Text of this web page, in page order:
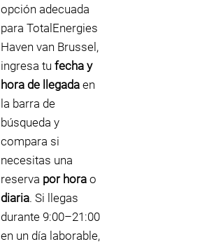
opción adecuada
para TotalEnergies
Haven van Brussel,
ingresa tu fecha y
hora de llegada en
la barra de
búsqueda y
compara si
necesitas una
reserva por hora o
diaria. Si llegas
durante 9:00–21:00
en un día laborable,